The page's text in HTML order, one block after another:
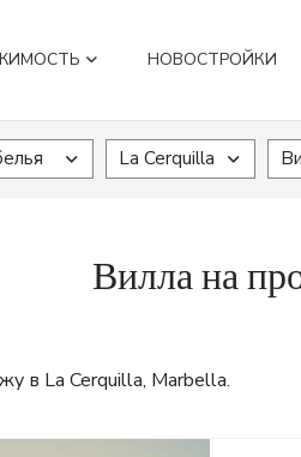
НОВОСТРОЙКИ
La Cerquilla
Вилла на
в La Cerquilla, Marbella.